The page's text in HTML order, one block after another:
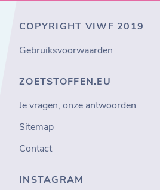
COPYRIGHT VIWF 2019
Gebruiksvoorwaarden
ZOETSTOFFEN.EU
Je vragen, onze antwoorden
Sitemap
Contact
INSTAGRAM